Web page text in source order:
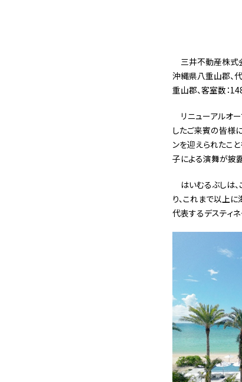
三井不動産株式
沖縄県八重山郡、
重山郡、客室数：
リニューアルオ
したご来賓の皆様
ンを迎えられたこ
子による演舞が披
はいむるぶしは
り、これまで以上
代表するデスティネ